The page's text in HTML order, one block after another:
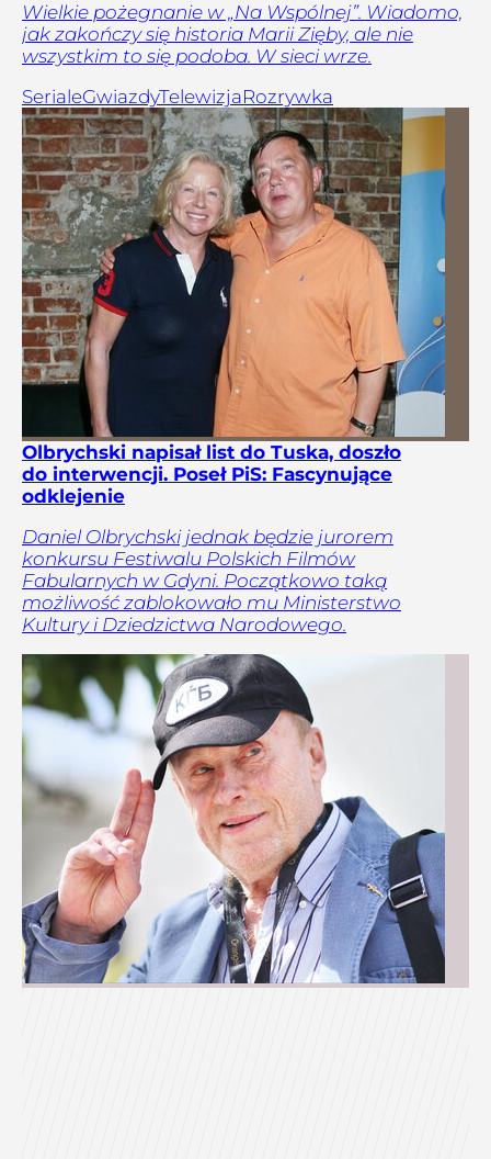
Wielkie pożegnanie w „Na Wspólnej”. Wiadomo,
jak zakończy się historia Marii Zięby, ale nie
wszystkim to się podoba. W sieci wrze.
SerialeGwiazdyTelewizjaRozrywka
Olbrychski napisał list do Tuska, doszło
do interwencji. Poseł PiS: Fascynujące
odklejenie
Daniel Olbrychski jednak będzie jurorem
konkursu Festiwalu Polskich Filmów
Fabularnych w Gdyni. Początkowo taką
możliwość zablokowało mu Ministerstwo
Kultury i Dziedzictwa Narodowego.